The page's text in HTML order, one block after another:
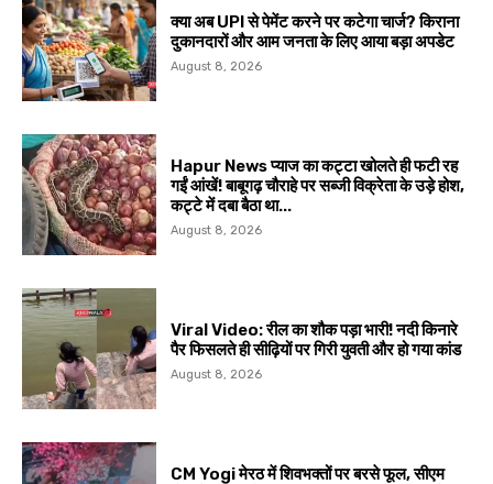
क्या अब UPI से पेमेंट करने पर कटेगा चार्ज? किराना
दुकानदारों और आम जनता के लिए आया बड़ा अपडेट
August 8, 2026
Hapur News प्याज का कट्टा खोलते ही फटी रह
गईं आंखें! बाबूगढ़ चौराहे पर सब्जी विक्रेता के उड़े होश,
कट्टे में दबा बैठा था...
August 8, 2026
Viral Video: रील का शौक पड़ा भारी! नदी किनारे
पैर फिसलते ही सीढ़ियों पर गिरी युवती और हो गया कांड
August 8, 2026
CM Yogi मेरठ में शिवभक्तों पर बरसे फूल, सीएम